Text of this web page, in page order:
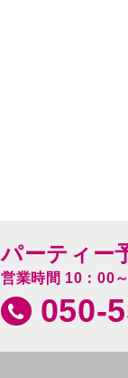
パーティー
営業時間 10：00
050-